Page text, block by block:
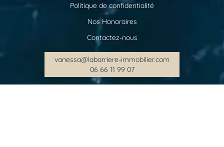
Politique de confidentialité
Nos Honoraires
Contactez-nous
vanessa@labarriere-immobilier.com
06 66 11 99 07